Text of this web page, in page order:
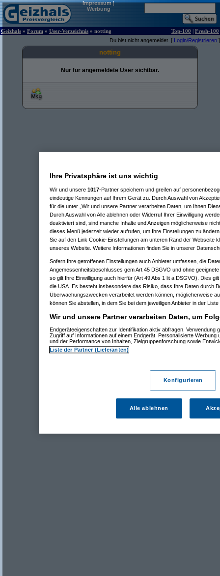
Impressum|
Werbung
Geizhals » Forum » User-Verzeichnis » notting Top-100 | Fresh-100
Du bist nicht angemeldet. [ Login/Registrieren ]
notting
Nur für angemeldete User sichtbar.
Ihre Privatsphäre ist uns wichtig
Wir und unsere 1017-Partner speichern und greifen auf
eindeutige Kennungen auf Ihrem Gerät zu. Durch Auswahl von
für die unter „Wir und unsere Partner verarbeiten Daten, um Ihnen
Durch Auswahl von Alle ablehnen oder Widerruf Ihrer Einwilligung
deaktiviert sind, sind manche Inhalte und Anzeigen möglicherweise
dieses Menü jederzeit wieder aufrufen, um Ihre Einstellungen zu
Sie auf den Link Cookie-Einstellungen am unteren Rand der Webseite
unseres Website. Weitere Informationen finden Sie in unserer
Sofern Ihre getroffenen Einstellungen auch Anbieter umfassen, die
Angemessenheitsbeschlusses gem Art 45 DSGVO und ohne
so gilt Ihre Einwilligung auch hierfür (Art 49 Abs 1 lit a DSGVO). Dies
die USA. Es besteht insbesondere das Risiko, dass Ihre Daten durch
Überwachungszwecken verarbeitet werden können, möglicherweise
können Sie abstellen, in dem Sie bei dem jeweiligen Anbieter in der
Wir und unsere Partner verarbeiten Daten, um
Endgeräteeigenschaften zur Identifikation aktiv abfragen. Verwendung
Zugriff auf Informationen auf einem Endgerät. Personalisierte Werbung
und der Performance von Inhalten, Zielgruppenforschung sowie
Liste der Partner (Lieferanten)
Konfigurieren
Alle ablehnen